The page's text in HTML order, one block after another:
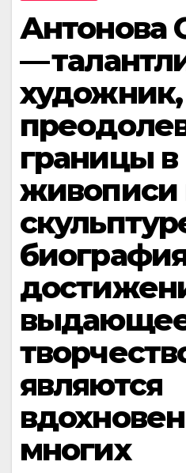
Антонова
—
художник,
границы в
живописи
являются
многих